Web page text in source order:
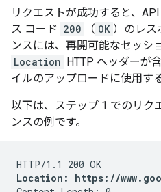
リクエストが成功すると、
ス コード 200 （ OK ）のレス
ンスには、再開可能なセッシ
Location HTTP ヘッダーが
イルのアップロードに使用する
以下は、ステップ 1 でのリク
ンスの例です。
Location: https://